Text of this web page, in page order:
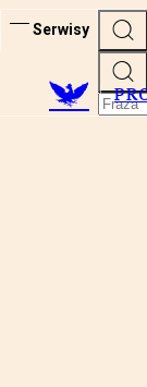
Serwisy